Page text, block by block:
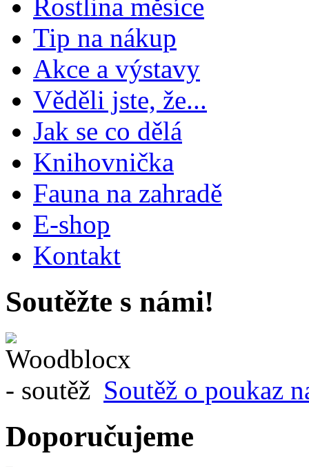
Rostlina měsíce
Tip na nákup
Akce a výstavy
Věděli jste, že...
Jak se co dělá
Knihovnička
Fauna na zahradě
E-shop
Kontakt
Soutěžte s námi!
Soutěž o poukaz
Doporučujeme